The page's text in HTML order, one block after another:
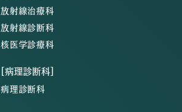
放射線治療科
放射線診断科
核医学診療科
[病理診断科]
病理診断科